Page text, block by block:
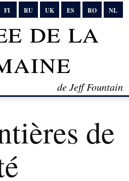
FI RU UK ES RO NL
de la
de Jeff Fountain
de